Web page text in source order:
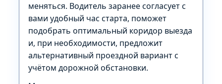
меняться. Водитель заранее согласует с
вами удобный час старта, поможет
подобрать оптимальный коридор выезда
и, при необходимости, предложит
альтернативный проездной вариант с
учётом дорожной обстановки.